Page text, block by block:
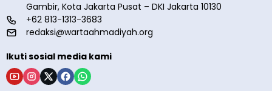
Gambir, Kota Jakarta Pusat – DKI Jakarta 10130
+62 813-1313-3683
redaksi@wartaahmadiyah.org
Ikuti sosial media kami